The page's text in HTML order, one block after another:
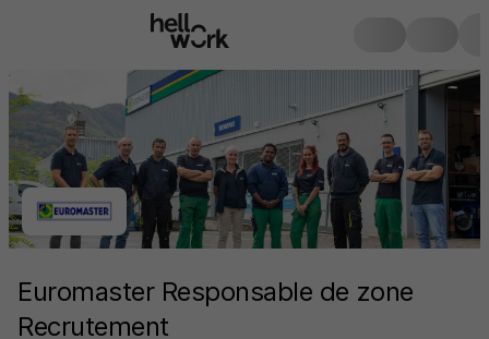
Euromaster Responsable de zone
Recrutement